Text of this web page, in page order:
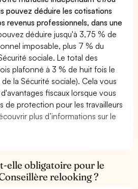
pouvez déduire les cotisations
revenus professionnels, dans une
déduire jusqu'à 3,75 % de
imposable, plus 7 % du
sociale. Le total des
plafonné à 3 % de huit fois le
la Sécurité sociale). Cela vous
fiscaux lorsque vous
de protection pour les travailleurs
plus d’informations sur le
elle obligatoire pour le
relooking ?